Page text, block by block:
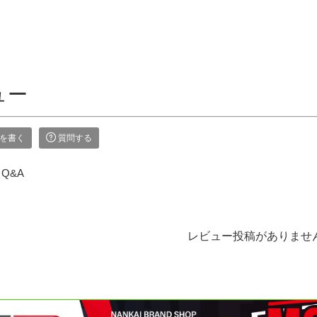
ー
書く 質問する
Q&A
レビュー投稿がありませ